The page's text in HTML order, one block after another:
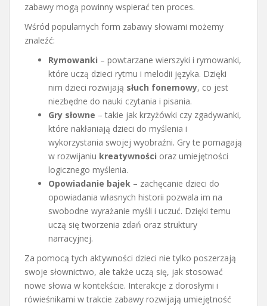
zabawy mogą powinny wspierać ten proces.
Wśród popularnych form zabawy słowami możemy
znaleźć:
Rymowanki – powtarzane wierszyki i rymowanki,
które uczą dzieci rytmu i melodii języka. Dzięki
nim dzieci rozwijają słuch fonemowy, co jest
niezbędne do nauki czytania i pisania.
Gry słowne – takie jak krzyżówki czy zgadywanki,
które nakłaniają dzieci do myślenia i
wykorzystania swojej wyobraźni. Gry te pomagają
w rozwijaniu kreatywności oraz umiejętności
logicznego myślenia.
Opowiadanie bajek – zachęcanie dzieci do
opowiadania własnych historii pozwala im na
swobodne wyrażanie myśli i uczuć. Dzięki temu
uczą się tworzenia zdań oraz struktury
narracyjnej.
Za pomocą tych aktywności dzieci nie tylko poszerzają
swoje słownictwo, ale także uczą się, jak stosować
nowe słowa w kontekście. Interakcje z dorosłymi i
rówieśnikami w trakcie zabawy rozwijają umiejętność